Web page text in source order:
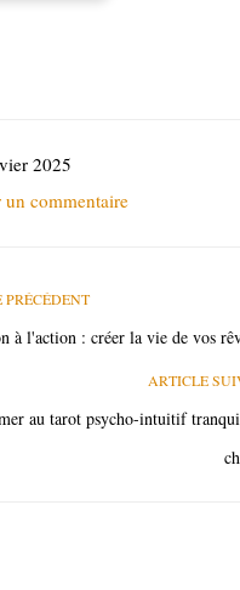
2025
un commentaire
à l'action : créer la vie de vos
ARTICLE
au tarot psycho-intuitif